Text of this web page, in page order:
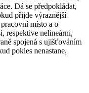
Dá se předpokládat,
přijde výraznější
místo a o
respektive nelineární,
spojená s ujišťováním
pokles nenastane,